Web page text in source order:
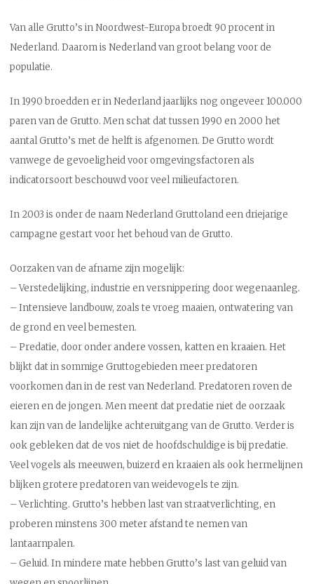
Van alle Grutto’s in Noordwest-Europa broedt 90 procent in
Nederland. Daarom is Nederland van groot belang voor de
populatie.
In 1990 broedden er in Nederland jaarlijks nog ongeveer 100.000
paren van de Grutto. Men schat dat tussen 1990 en 2000 het
aantal Grutto’s met de helft is afgenomen. De Grutto wordt
vanwege de gevoeligheid voor omgevingsfactoren als
indicatorsoort beschouwd voor veel milieufactoren.
In 2003 is onder de naam Nederland Gruttoland een driejarige
campagne gestart voor het behoud van de Grutto.
Oorzaken van de afname zijn mogelijk:
– Verstedelijking, industrie en versnippering door wegenaanleg.
– Intensieve landbouw, zoals te vroeg maaien, ontwatering van
de grond en veel bemesten.
– Predatie, door onder andere vossen, katten en kraaien. Het
blijkt dat in sommige Gruttogebieden meer predatoren
voorkomen dan in de rest van Nederland. Predatoren roven de
eieren en de jongen. Men meent dat predatie niet de oorzaak
kan zijn van de landelijke achteruitgang van de Grutto. Verder is
ook gebleken dat de vos niet de hoofdschuldige is bij predatie.
Veel vogels als meeuwen, buizerd en kraaien als ook hermelijnen
blijken grotere predatoren van weidevogels te zijn.
– Verlichting. Grutto’s hebben last van straatverlichting, en
proberen minstens 300 meter afstand te nemen van
lantaarnpalen.
– Geluid. In mindere mate hebben Grutto’s last van geluid van